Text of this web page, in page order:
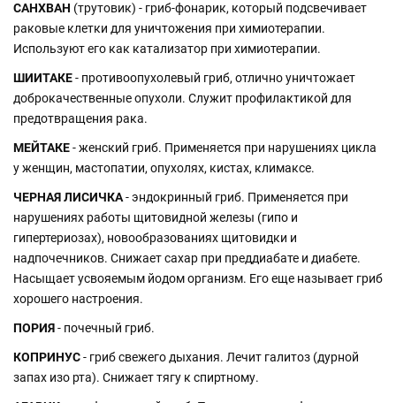
САНХВАН (трутовик) - гриб-фонарик, который подсвечивает
раковые клетки для уничтожения при химиотерапии.
Используют его как катализатор при химиотерапии.
ШИИТАКЕ- противоопухолевый гриб, отлично уничтожает
доброкачественные опухоли. Служит профилактикой для
предотвращения рака.
МЕЙТАКЕ- женский гриб. Применяется при нарушениях цикла
у женщин, мастопатии, опухолях, кистах, климаксе.
ЧЕРНАЯ ЛИСИЧКА- эндокринный гриб. Применяется при
нарушениях работы щитовидной железы (гипо и
гипертериозах), новообразованиях щитовидки и
надпочечников. Снижает сахар при преддиабате и диабете.
Насыщает усвояемым йодом организм. Его еще называет гриб
хорошего настроения.
ПОРИЯ- почечный гриб.
КОПРИНУС- гриб свежего дыхания. Лечит галитоз (дурной
запах изо рта). Снижает тягу к спиртному.